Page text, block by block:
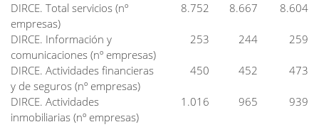
DIRCE. Total servicios (nº
empresas)
8.752 8.667 8.604
DIRCE. Información y
comunicaciones (nº empresas)
253 244 259
DIRCE. Actividades financieras
y de seguros (nº empresas)
450 452 473
DIRCE. Actividades
inmobiliarias (nº empresas)
1.016 965 939